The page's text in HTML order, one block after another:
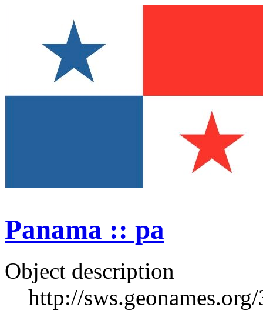
Panama :: pa
Object description
http://